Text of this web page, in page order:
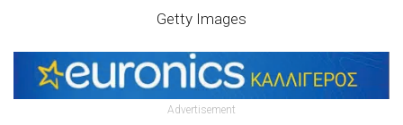
Getty Images
Advertisement